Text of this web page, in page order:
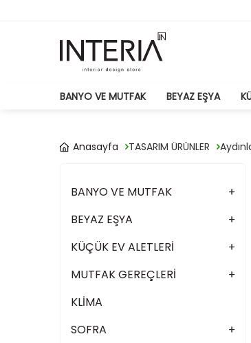
BANYO VE MUTFAK BEYAZ EŞYA
Anasayfa TASARIM ÜRÜNLER
BANYO VE MUTFAK
BEYAZ EŞYA
KÜÇÜK EV ALETLERİ
MUTFAK GEREÇLERİ
KLİMA
SOFRA